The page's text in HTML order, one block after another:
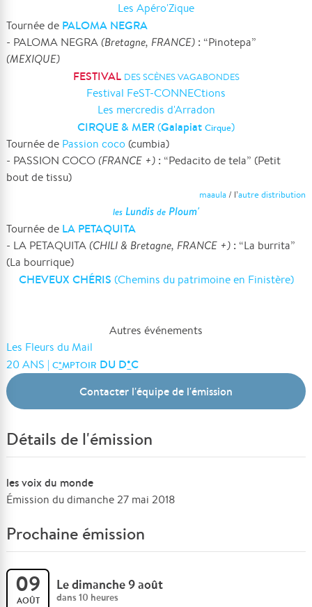
Les Apéro'Zique
Tournée de PALOMA NEGRA
- PALOMA NEGRA (Bretagne, FRANCE) : “Pinotepa”
(MEXIQUE)
FESTIVAL DES SCÈNES VAGABONDES
Festival FeST-CONNECtions
Les mercredis d'Arradon
CIRQUE & MER(Galapiat Cirque)
Tournée de Passion coco (cumbia)
- PASSION COCO (FRANCE +) : “Pedacito de tela” (Petit
bout de tissu)
maaula/ l’autre distribution
les Lundis de Ploum'
Tournée de LA PETAQUITA
- LA PETAQUITA (CHILI & Bretagne, FRANCE +) : “La burrita”
(La bourrique)
CHEVEUX CHÉRIS (Chemins du patrimoine en Finistère)
Autres événements
Les Fleurs du Mail
20 ANS |C°MPTOIR DU D°C
Contacter l'équipe de l'émission
Détails de l'émission
les voix du monde
Émission du dimanche 27 mai 2018
Prochaine émission
09
AOÛT
Le dimanche 9 août
dans 10 heures